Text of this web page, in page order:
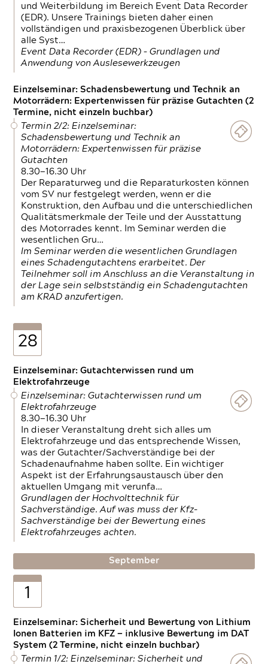
und Weiterbildung im Bereich Event Data Recorder
(EDR). Unsere Trainings bieten daher einen
vollständigen und praxisbezogenen Überblick über
alle Syst…
Event Data Recorder (EDR) – Grundlagen und
Anwendung von Auslesewerkzeugen
Einzelseminar: Schadensbewertung und Technik an
Motorrädern: Expertenwissen für präzise Gutachten (2
Termine, nicht einzeln buchbar)
Termin 2/2: Einzelseminar:
Schadensbewertung und Technik an
Motorrädern: Expertenwissen für präzise
Gutachten
8.30—16.30 Uhr
Der Reparaturweg und die Reparaturkosten können
vom SV nur festgelegt werden, wenn er die
Konstruktion, den Aufbau und die unterschiedlichen
Qualitätsmerkmale der Teile und der Ausstattung
des Motorrades kennt. Im Seminar werden die
wesentlichen Gru…
Im Seminar werden die wesentlichen Grundlagen
eines Schadengutachtens erarbeitet. Der
Teilnehmer soll im Anschluss an die Veranstaltung in
der Lage sein selbstständig ein Schadengutachten
am KRAD anzufertigen.
28
Einzelseminar: Gutachterwissen rund um
Elektrofahrzeuge
Einzelseminar: Gutachterwissen rund um
Elektrofahrzeuge
8.30—16.30 Uhr
In dieser Veranstaltung dreht sich alles um
Elektrofahrzeuge und das entsprechende Wissen,
was der Gutachter/Sachverständige bei der
Schadenaufnahme haben sollte. Ein wichtiger
Aspekt ist der Erfahrungsaustausch über den
aktuellen Umgang mit verunfa…
Grundlagen der Hochvolttechnik für
Sachverständige. Auf was muss der Kfz-
Sachverständige bei der Bewertung eines
Elektrofahrzeuges achten.
September
1
Einzelseminar: Sicherheit und Bewertung von Lithium
Ionen Batterien im KFZ — inklusive Bewertung im DAT
System (2 Termine, nicht einzeln buchbar)
Termin 1/2: Einzelseminar: Sicherheit und